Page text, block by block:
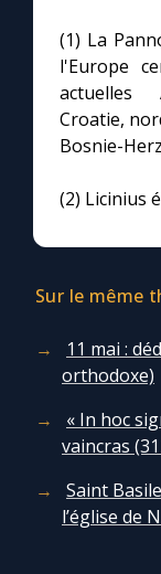
(1) La
l'Europe
actuelles
Croatie,
Bosnie-
(2) Licinius
Sur le même
11 mai :
orthodoxe)
« In hoc
vaincras
Saint
l’église de